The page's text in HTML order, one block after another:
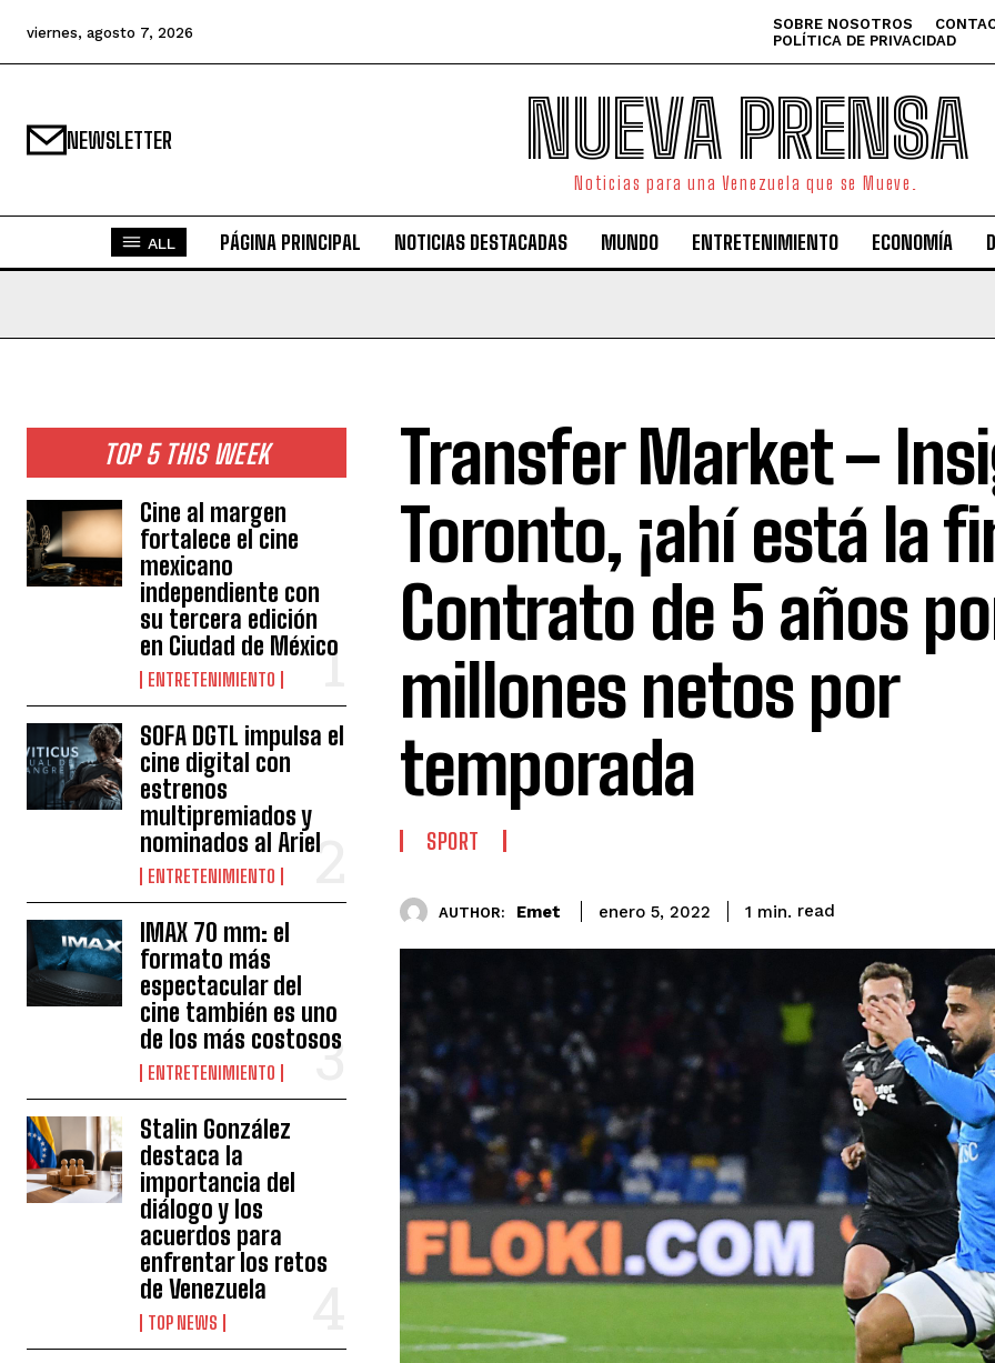
viernes, agosto 7, 2026 SOBRE NOSOTROS
POLÍTICA DE PRIVACIDAD
NEWSLETTER NUEVA PRENSA
Noticias para una Venezuela que se Mueve.
ALL PÁGINA PRINCIPAL NOTICIAS DESTACADAS MUNDO ENTRETENIMIENTO ECONOMÍA
TOP 5 THIS WEEK
Cine al margen
fortalece el cine
mexicano
independiente con
su tercera edición
en Ciudad de México
ENTRETENIMIENTO
SOFA DGTL impulsa el
cine digital con
estrenos
multipremiados y
nominados al Ariel
ENTRETENIMIENTO
IMAX 70 mm: el
formato más
espectacular del
cine también es uno
de los más costosos
ENTRETENIMIENTO
Stalin González
destaca la
importancia del
diálogo y los
acuerdos para
enfrentar los retos
de Venezuela
TOP NEWS
Transfer Market –
Toronto, ¡ahí está la
Contrato de 5 años
millones netos por
temporada
SPORT
AUTHOR: Emet enero 5, 2022 1 min. read